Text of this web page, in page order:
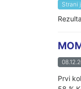
Strani
Prvi